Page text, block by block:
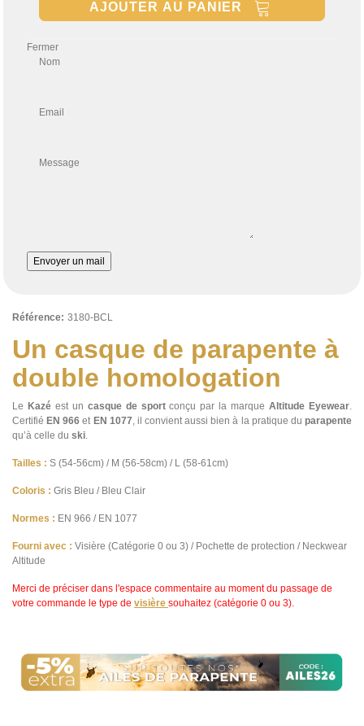
Un casque de parapente à
double homologation
Le Kazéest un casque de sportconçu par la marqueAltitude Eyewear
CertifiéEN 966 et EN 1077 , il convient aussi bien à la pratique duparapente
qu’à celle du ski
Tailles : S (54-56cm) / M (56-58cm) / L (58-61cm)
Coloris : Gris Bleu / Bleu Clair
Normes : EN 966 / EN 1077
Fourni avec : Visière (Catégorie 0 ou 3) / Pochette de protection / Neckwear
Altitude
Merci de préciser dans l'espace commentaire au moment du passage de
votre commande le type de visière souhaitez (catégorie 0 ou 3).
AJOUTER AU PANIER
Fermer
Nom
Email
Message
Envoyer un mail
Référence: 3180-BCL